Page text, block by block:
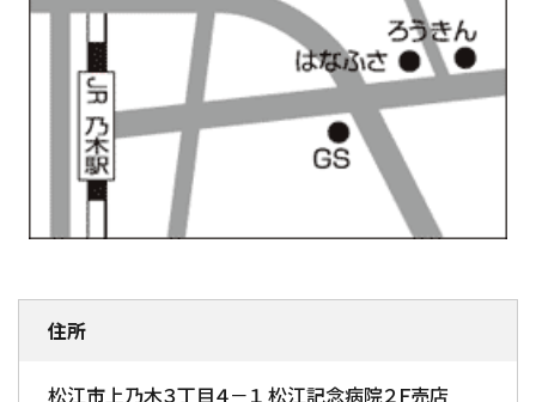
住所
松江市上乃木３丁目４－１ 松江記念病院２Ｆ売店